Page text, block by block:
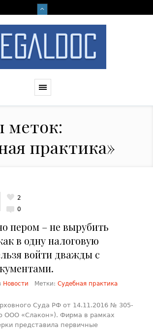
меток:
практика»
0
2
пером – не вырубить
в одну налоговую
войти дважды с
Новости Метки:Судебная практика
Суда РФ от 14.11.2016 № 305-
ООО «Слакон»). Фирма в рамках
представила первичные